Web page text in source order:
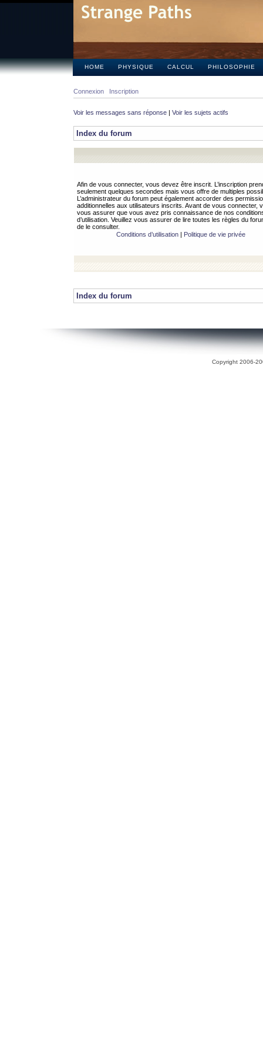
HOME PHYSIQUE CALCUL PHILOSOPHIE
Connexion Inscription
Voir les messages sans réponse | Voir les sujets actifs
Index du forum
Afin de vous connecter, vous devez être inscrit. L’inscription
seulement quelques secondes mais vous offre de multiples
L’administrateur du forum peut également accorder des
additionnelles aux utilisateurs inscrits. Avant de vous connecter,
vous assurer que vous avez pris connaissance de nos
d’utilisation. Veuillez vous assurer de lire toutes les règles du
de le consulter.
Conditions d’utilisation| Politique de vie privée
Index du forum
Copyright 2006-